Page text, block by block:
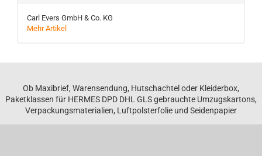
Carl Evers GmbH & Co. KG
Mehr Artikel
Ob Maxibrief, Warensendung, Hutschachtel oder Kleiderbox,
Paketklassen für HERMES DPD DHL GLS gebrauchte Umzugskartons,
Verpackungsmaterialien, Luftpolsterfolie und Seidenpapier